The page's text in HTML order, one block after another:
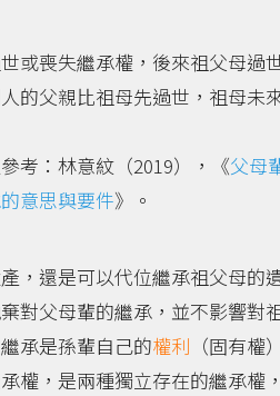
或喪失繼承權，後來祖父母
的父親比祖母先過世，祖母未
考：林意紋（2019），《父母
意思與要件》。
，還是可以代位繼承祖父母的
對父母輩的繼承，並不影響
承是孫輩自己的權利 （固有
權，是兩種獨立存在的繼承權